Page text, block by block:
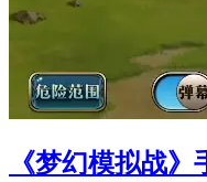
《梦幻模拟战